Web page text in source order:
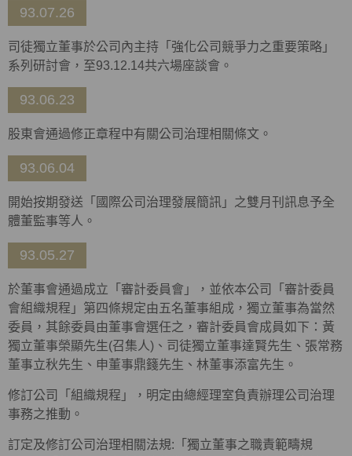
93.07.26
司徒獨立董事於公司內主持「強化公司競爭力之重要策略」
系列研討會，至93.12.14共六場座談會。
93.06.23
股東會通過修正章程中有關公司治理相關條文。
93.06.04
開始按期發送「國際公司治理發展簡訊」之雙月刊訊息予全
體董監事等人。
93.05.27
於董事會通過成立「審計委員會」，並依本公司「審計委員
會組織規程」第四條規定由五名董事組成，獨立董事為當然
委員，其餘委員由董事會選任之，審計委員會成員如下：黃
獨立董事榮顯先生(召集人)、司徒獨立董事達賢先生、張常務
董事立秋先生、申董事鼎籛先生、林董事添富先生。
修訂公司「組織規程」，明定由總經理室負責辦理公司治理
事務之推動。
訂定及修訂公司治理相關法規:「獨立董事之職責範疇規